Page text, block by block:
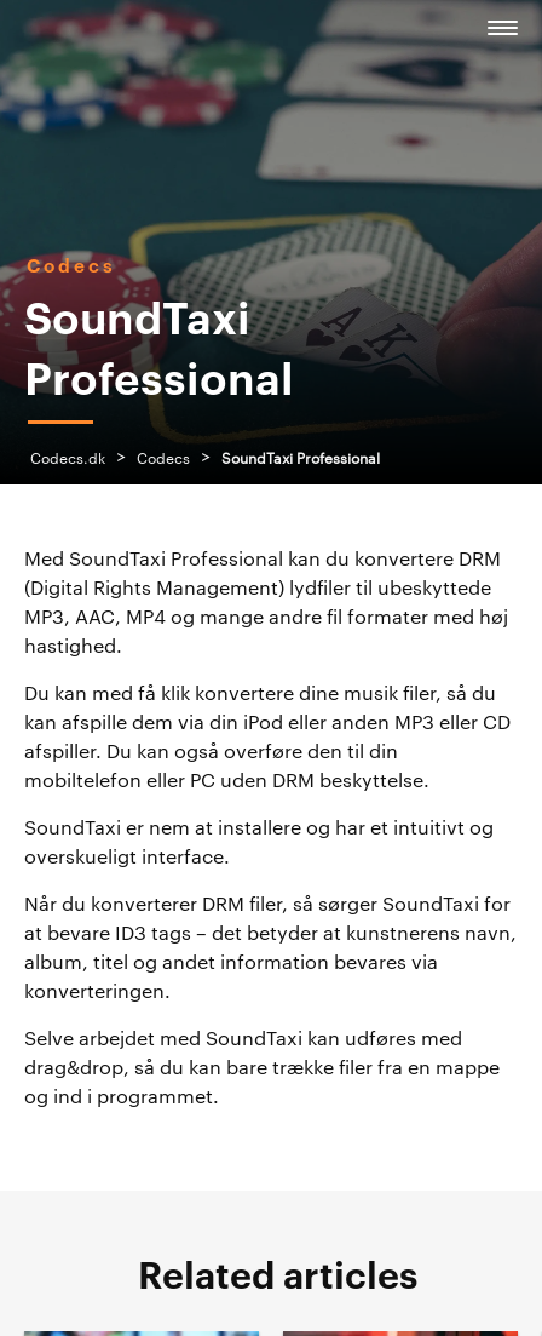
Codecs
SoundTaxi
Professional
Codecs.dk > Codecs > SoundTaxi Professional
Med SoundTaxi Professional kan du konvertere DRM
(Digital Rights Management) lydfiler til ubeskyttede
MP3, AAC, MP4 og mange andre fil formater med høj
hastighed.
Du kan med få klik konvertere dine musik filer, så du
kan afspille dem via din iPod eller anden MP3 eller CD
afspiller. Du kan også overføre den til din
mobiltelefon eller PC uden DRM beskyttelse.
SoundTaxi er nem at installere og har et intuitivt og
overskueligt interface.
Når du konverterer DRM filer, så sørger SoundTaxi for
at bevare ID3 tags – det betyder at kunstnerens navn,
album, titel og andet information bevares via
konverteringen.
Selve arbejdet med SoundTaxi kan udføres med
drag&drop, så du kan bare trække filer fra en mappe
og ind i programmet.
Related articles